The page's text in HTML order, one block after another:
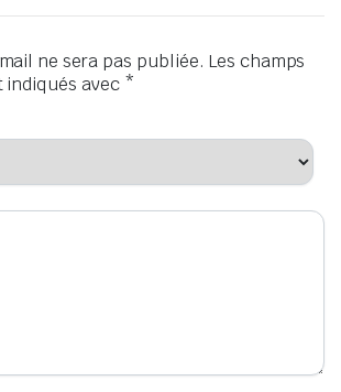
ne sera pas publiée. Les champs
avec *